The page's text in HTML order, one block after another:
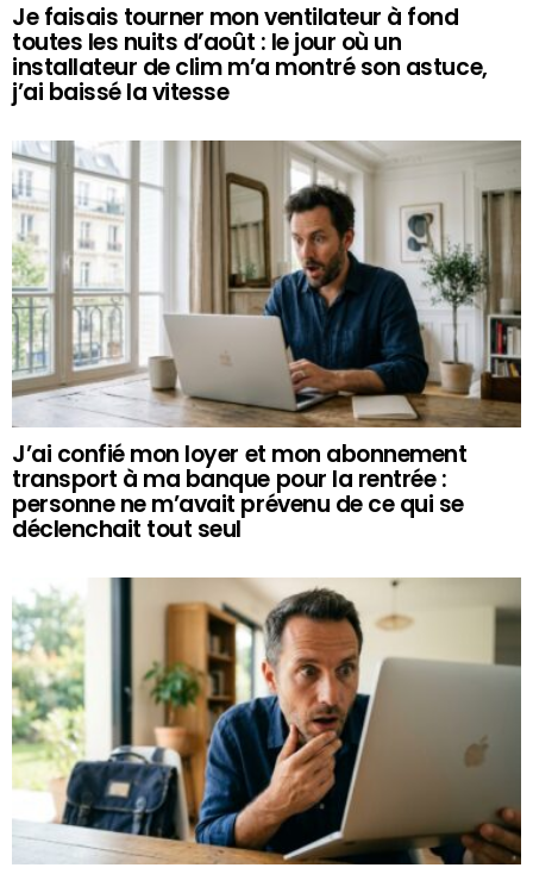
Je faisais tourner mon ventilateur à fond
toutes les nuits d’août : le jour où un
installateur de clim m’a montré son astuce,
j’ai baissé la vitesse
J’ai confié mon loyer et mon abonnement
transport à ma banque pour la rentrée :
personne ne m’avait prévenu de ce qui se
déclenchait tout seul